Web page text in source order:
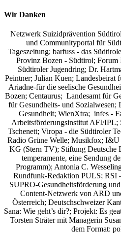
Wir Danken
Netzwerk Suizidprävention
und Communityportal für
Tageszeitung; barfuss - das
Provinz Bozen - Südtirol;
Südtiroler Jugendring; Dr.
Peintner; Julian Kuen; Landesbeirat
Ariadne-für die seelische
Bozen; Centaurus; Landesamt für
für Gesundheits- und Sozialwesen;
Gesundheit; WienXtra; infes -
Arbeitsförderungsinstitut AFI/IPL;
Tschenett; Viropa - die Südtiroler
Radio Grüne Welle; Musikfox;
KG (Stern TV); Stiftung Deutsche
temperamente, eine Sendung
Programm); Antonia C.
Rundfunk-Redaktion PULS; RSI
SUPRO-Gesundheitsförderung
Content-Netzwerk von ARD
Österreich; Deutschschweizer
Sana: Wie geht’s dir?; Projekt: Es
Torsten Sträter mit Managerin
dem Format: